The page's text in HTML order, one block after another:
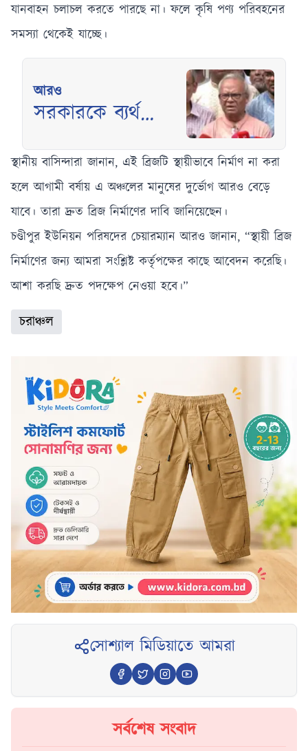
যানবাহন চলাচল করতে পারছে না। ফলে কৃষি পণ্য পরিবহনের
সমস্যা থেকেই যাচ্ছে।
আরও
সরকারকে ব্যর্থ
অভিযোগ রিজভীর
স্থানীয় বাসিন্দারা জানান, এই ব্রিজটি স্থায়ীভাবে নির্মাণ না করা
হলে আগামী বর্ষায় এ অঞ্চলের মানুষের দুর্ভোগ আরও বেড়ে
যাবে। তারা দ্রুত ব্রিজ নির্মাণের দাবি জানিয়েছেন।
চণ্ডীপুর ইউনিয়ন পরিষদের চেয়ারম্যান আরও জানান, “স্থায়ী ব্রিজ
নির্মাণের জন্য আমরা সংশ্লিষ্ট কর্তৃপক্ষের কাছে আবেদন করেছি।
আশা করছি দ্রুত পদক্ষেপ নেওয়া হবে।”
চরাঞ্চল
সোশ্যাল মিডিয়াতে আমরা
সর্বশেষ সংবাদ